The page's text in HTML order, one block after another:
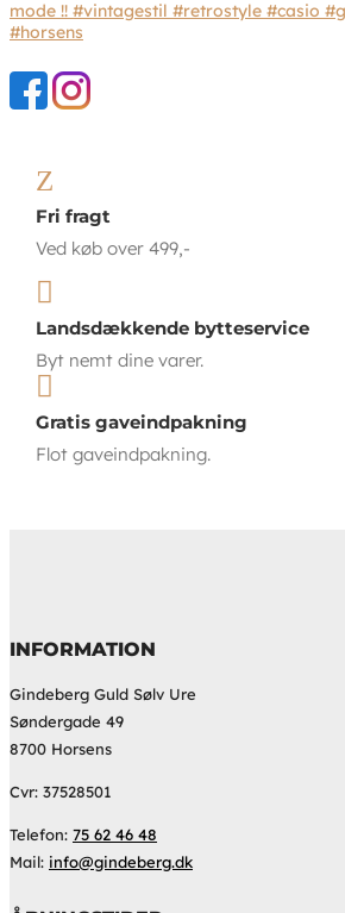
Z
Fri fragt
Ved køb over 499,-

Landsdækkende bytteservice
Byt nemt dine varer.

Gratis gaveindpakning
Flot gaveindpakning.
INFORMATION
Gindeberg Guld Sølv Ure
Søndergade 49
8700 Horsens
Cvr: 37528501
Telefon: 75 62 46 48
Mail: info@gindeberg.dk